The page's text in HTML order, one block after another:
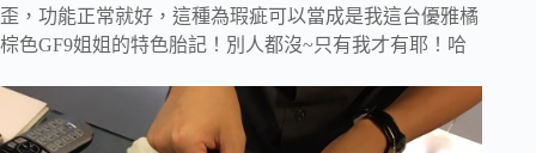
歪，功能正常就好，這種為瑕疵可以當成是我這台優雅橘
棕色GF9姐姐的特色胎記！別人都沒~只有我才有耶！哈